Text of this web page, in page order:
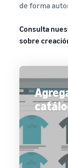
de forma
Consulta
sobre